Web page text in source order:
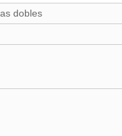
dobles